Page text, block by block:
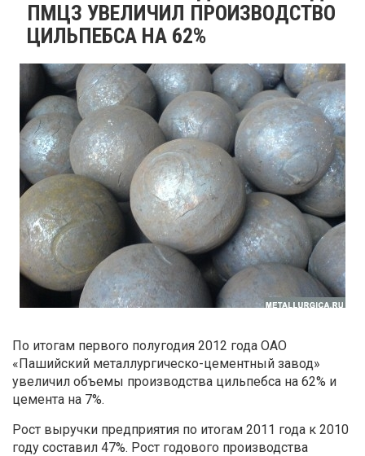
ПМЦЗ УВЕЛИЧИЛ ПРОИЗВОДСТВО
ЦИЛЬПЕБСА НА 62%
По итогам первого полугодия 2012 года ОАО
«Пашийский металлургическо-цементный завод»
увеличил объемы производства цильпебса на 62% и
цемента на 7%.
Рост выручки предприятия по итогам 2011 года к 2010
году составил 47%. Рост годового производства